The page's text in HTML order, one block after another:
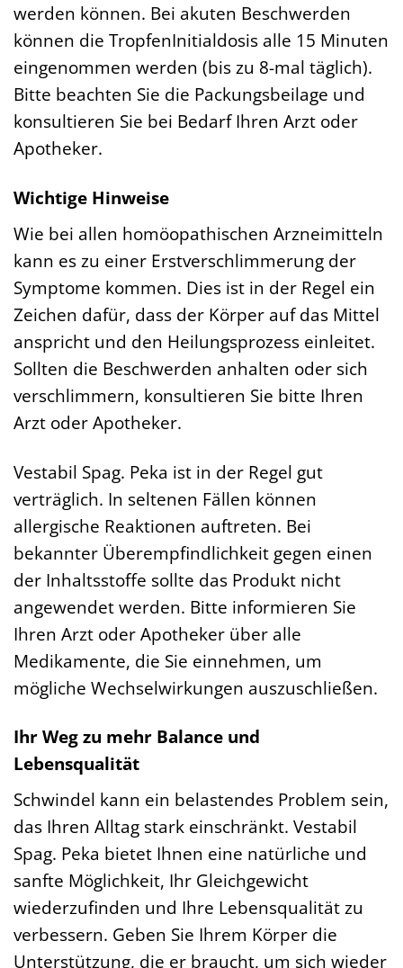
werden können. Bei akuten Beschwerden
können die TropfenInitialdosis alle 15 Minuten
eingenommen werden (bis zu 8-mal täglich).
Bitte beachten Sie die Packungsbeilage und
konsultieren Sie bei Bedarf Ihren Arzt oder
Apotheker.
Wichtige Hinweise
Wie bei allen homöopathischen Arzneimitteln
kann es zu einer Erstverschlimmerung der
Symptome kommen. Dies ist in der Regel ein
Zeichen dafür, dass der Körper auf das Mittel
anspricht und den Heilungsprozess einleitet.
Sollten die Beschwerden anhalten oder sich
verschlimmern, konsultieren Sie bitte Ihren
Arzt oder Apotheker.
Vestabil Spag. Peka ist in der Regel gut
verträglich. In seltenen Fällen können
allergische Reaktionen auftreten. Bei
bekannter Überempfindlichkeit gegen einen
der Inhaltsstoffe sollte das Produkt nicht
angewendet werden. Bitte informieren Sie
Ihren Arzt oder Apotheker über alle
Medikamente, die Sie einnehmen, um
mögliche Wechselwirkungen auszuschließen.
Ihr Weg zu mehr Balance und
Lebensqualität
Schwindel kann ein belastendes Problem sein,
das Ihren Alltag stark einschränkt. Vestabil
Spag. Peka bietet Ihnen eine natürliche und
sanfte Möglichkeit, Ihr Gleichgewicht
wiederzufinden und Ihre Lebensqualität zu
verbessern. Geben Sie Ihrem Körper die
Unterstützung, die er braucht, um sich wieder